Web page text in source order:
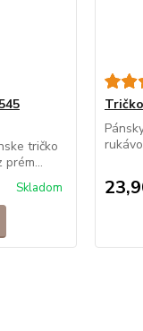
tričko
Skladom